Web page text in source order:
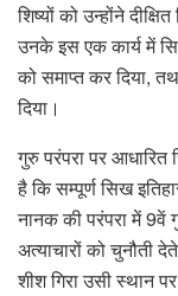
शिष्यों को उन्होंने
उनके इस एक कार्य में
को समाप्त कर दिया,
दिया।
गुरु परंपरा पर आधारित
है कि सम्पूर्ण सिख
नानक की परंपरा में 9वें
अत्याचारों को चुनौती
शीश गिरा उसी स्थान